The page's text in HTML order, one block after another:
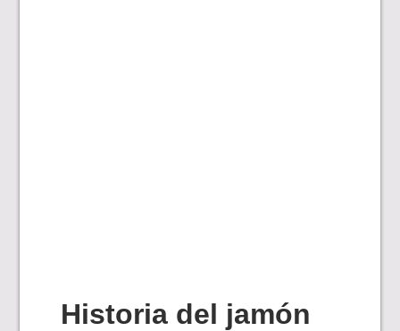
Historia del jamón